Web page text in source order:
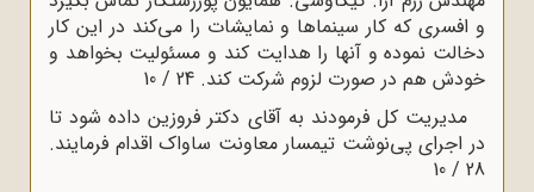
و افسری که کار سینماها و نمایشات را می‌کند در این کار
دخالت نموده و آنها را هدایت کند و مسئولیت بخواهد و
خودش هم در صورت لزوم شرکت کند. 24 / 10
مدیریت کل فرمودند به آقای دکتر فروزین داده شود تا
در اجرای پی‌نوشت تیمسار معاونت ساواک اقدام فرمایند.
28 / 10